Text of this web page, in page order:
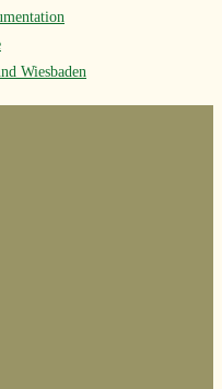
Wiesbaden